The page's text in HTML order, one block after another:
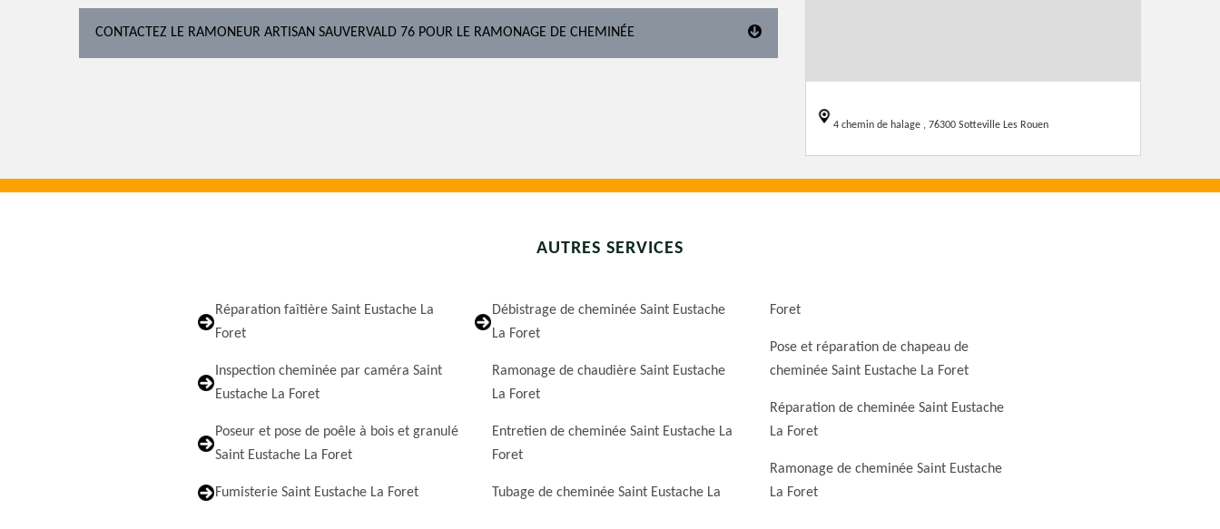
CONTACTEZ LE RAMONEUR ARTISAN SAUVERVALD 76 POUR LE RAMONAGE DE CHEMINÉE
4 chemin de halage , 76300 Sotteville Les Rouen
AUTRES SERVICES
Réparation faîtière Saint Eustache La
Foret
Inspection cheminée par caméra Saint
Eustache La Foret
Poseur et pose de poêle à bois et granulé
Saint Eustache La Foret
Fumisterie Saint Eustache La Foret
Débistrage de cheminée Saint Eustache
La Foret
Ramonage de chaudière Saint Eustache
La Foret
Entretien de cheminée Saint Eustache La
Foret
Tubage de cheminée Saint Eustache La
Foret
Pose et réparation de chapeau de
cheminée Saint Eustache La Foret
Réparation de cheminée Saint Eustache
La Foret
Ramonage de cheminée Saint Eustache
La Foret